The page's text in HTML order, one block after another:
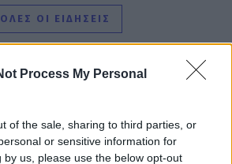
Process My Personal
of the sale, sharing to third parties, or
or sensitive information for
by us, please use the below opt-out
- Ξέσπασε η
ΟΛΕΣ ΟΙ ΕΙΔΗΣΕΙΣ